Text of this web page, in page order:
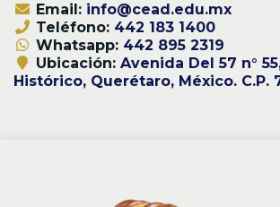
Email: info@cead.edu.mx
Teléfono: 442 183 1400
Whatsapp: 442 895 2319
Ubicación: Avenida Del 57 n°
Histórico, Querétaro, México. C.P.